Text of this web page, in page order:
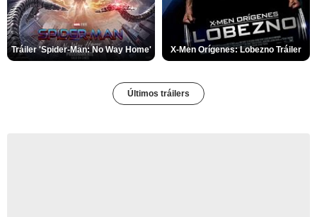
Tráiler 'Spider-Man: No Way Home' X-Men Orígenes: Lobezno Tráiler
Últimos tráilers